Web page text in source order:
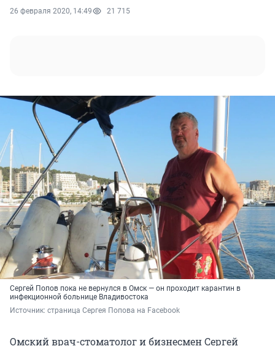
26 февраля 2020, 14:49 21 715
Сергей Попов пока не вернулся в Омск — он проходит карантин в
инфекционной больнице Владивостока
Источник: страница Сергея Попова на Facebook
Омский врач-стоматолог и бизнесмен Сергей